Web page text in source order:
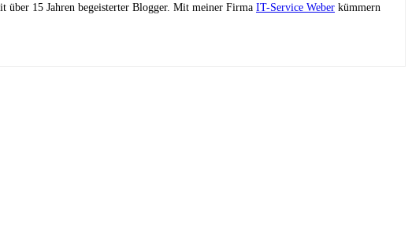
über 15 Jahren begeisterter Blogger. Mit meiner Firma IT-Service Weber kümmern